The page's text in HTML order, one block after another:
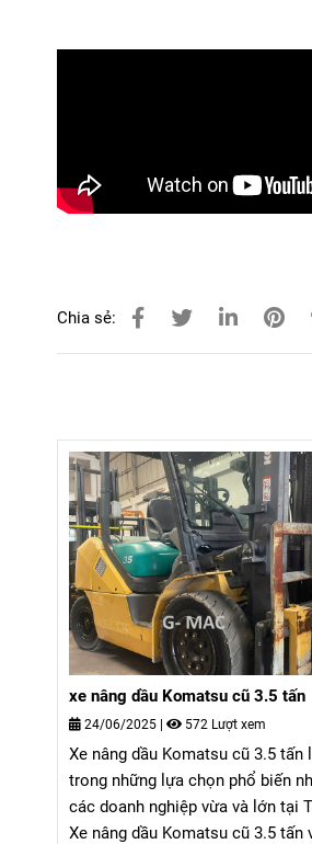
Chia sẻ:
xe nâng dầu Komatsu cũ 3.5 tấn
24/06/2025 | 572 Lượt xem
Xe nâng dầu Komatsu cũ 3.5 tấn
trong những lựa chọn phổ biến
các doanh nghiệp vừa và lớn tại
Xe nâng dầu Komatsu cũ 3.5 tấn